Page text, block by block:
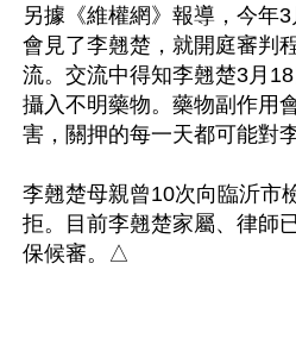
另據《維權網》報導，今年
會見了李翹楚，就開庭審判
流。交流中得知李翹楚3月
攝入不明藥物。藥物副作用
害，關押的每一天都可能對
李翹楚母親曾10次向臨沂市
拒。目前李翹楚家屬、律師